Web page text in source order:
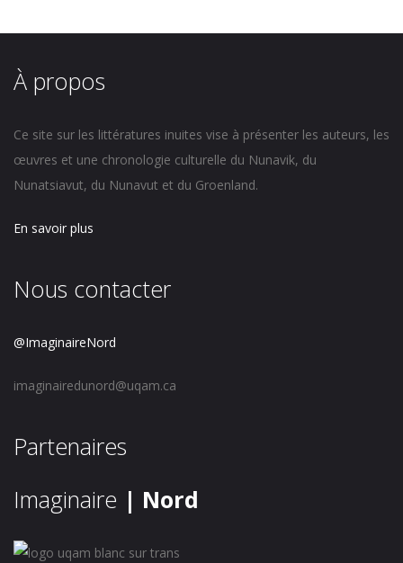
À propos
Ce site sur les littératures inuites vise à présenter les auteurs, les
œuvres et une chronologie culturelle du Nunavik, du
Nunatsiavut, du Nunavut et du Groenland.
En savoir plus
Nous contacter
@ImaginaireNord
imaginairedunord@uqam.ca
Partenaires
Imaginaire | Nord